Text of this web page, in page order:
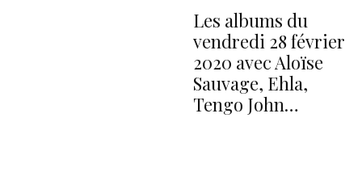
Les albums du
vendredi 28 février
2020 avec Aloïse
Sauvage, Ehla,
Tengo John…